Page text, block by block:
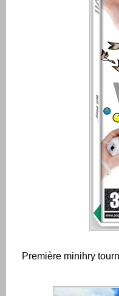
Première minihry